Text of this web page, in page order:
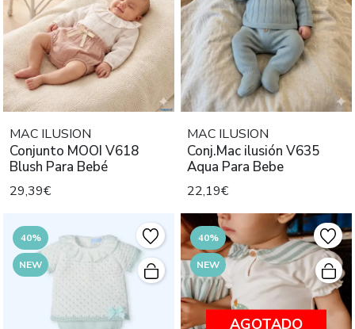
MAC ILUSION
Conjunto MOOI V618
Blush Para Bebé
29,39€
MAC ILUSION
Conj.Mac ilusión V635
Aqua Para Bebe
22,19€
40%
NEW
40%
NEW
AGOTADO